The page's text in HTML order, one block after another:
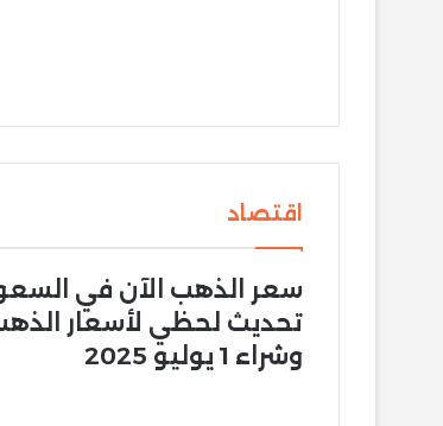
اقتصاد
سعر الذهب الآن في
تحديث لحظي لأسعار
وشراء 1 يوليو 2025